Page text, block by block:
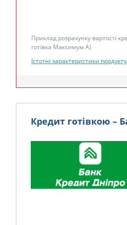
Приклад розрахунку вартості
готівка Максимум А)
Істотні характеристики
Кредит готівкою –